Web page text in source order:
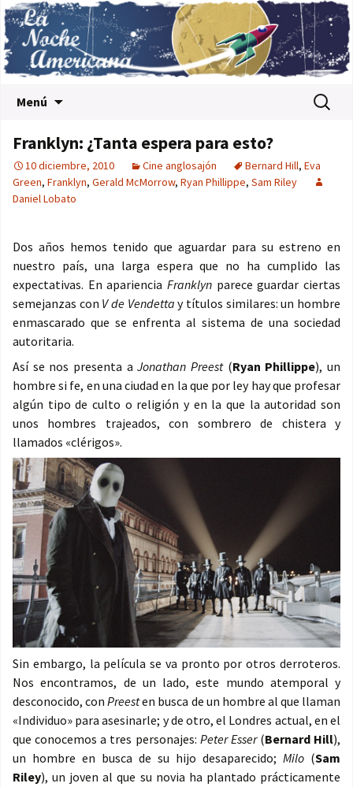
Menú Buscar:
Franklyn: ¿Tanta espera para esto?
10 diciembre, 2010 Cine anglosajón Bernard Hill, Eva
Green, Franklyn, Gerald McMorrow, Ryan Phillippe, Sam Riley
Daniel Lobato
Dos años hemos tenido que aguardar para su estreno en
nuestro país, una larga espera que no ha cumplido las
expectativas. En apariencia Franklyn parece guardar ciertas
semejanzas con V de Vendetta y títulos similares: un hombre
enmascarado que se enfrenta al sistema de una sociedad
autoritaria.
Así se nos presenta aJonathan Preest(Ryan Phillippe), un
hombre si fe, en una ciudad en la que por ley hay que profesar
algún tipo de culto o religión y en la que la autoridad son
unos hombres trajeados, con sombrero de chistera y
llamados «clérigos».
Sin embargo, la película se va pronto por otros derroteros.
Nos encontramos, de un lado, este mundo atemporal y
desconocido, conPreesten busca de un hombre al que llaman
«Individuo» para asesinarle; y de otro, el Londres actual, en el
que conocemos a tres personajes: Peter Esser(Bernard Hill),
un hombre en busca de su hijo desaparecido; Milo (Sam
Riley), un joven al que su novia ha plantado prácticamente